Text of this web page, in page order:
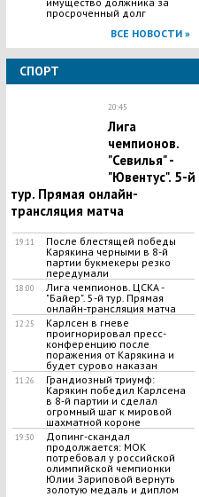
просроченный долг
ВСЕ НОВОСТИ »
СПОРТ
20:45
Лига
чемпионов.
"Севилья" -
"Ювентус". 5-й
тур. Прямая онлайн-
трансляция матча
19:11
После блестящей победы
Карякина черными в 8-й
партии букмекеры резко
передумали
18:00
Лига чемпионов. ЦСКА -
"Байер". 5-й тур. Прямая
онлайн-трансляция матча
12:25
Карлсен в гневе
проигнорировал пресс-
конференцию после
поражения от Карякина и
будет сурово наказан
11:26
Грандиозный триумф:
Карякин победил Карлсена
в 8-й партии и сделал
огромный шаг к мировой
шахматной короне
19:30
Допинг-скандал
продолжается: МОК
потребовал у российской
олимпийской чемпионки
Юлии Зариповой вернуть
золотую медаль и диплом